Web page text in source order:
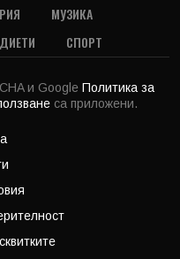
МУЗИКА
СПОРТ
и Google Политика за
са приложени.